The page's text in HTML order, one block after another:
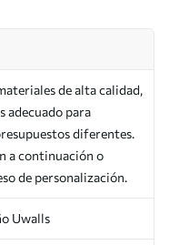
de alta calidad,
adecuado para
diferentes.
a continuación o
de personalización.
Uwalls